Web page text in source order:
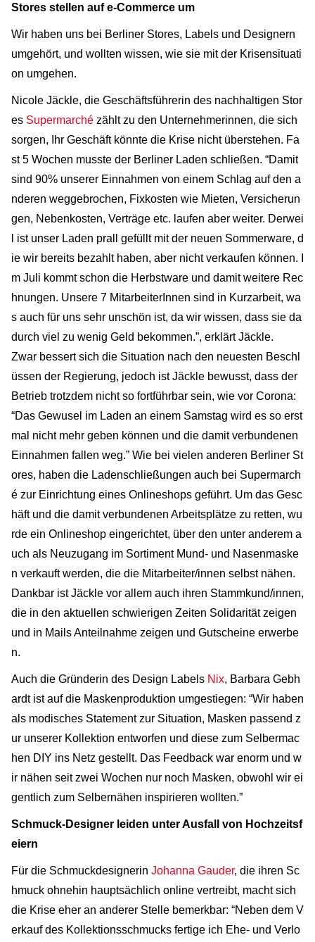
Stores stellen auf e-Commerce um
Wir haben uns bei Berliner Stores, Labels und Designern
umgehört, und wollten wissen, wie sie mit der Krisensituati
on umgehen.
Nicole Jäckle, die Geschäftsführerin des nachhaltigen Stor
es Supermarché zählt zu den Unternehmerinnen, die sich
sorgen, Ihr Geschäft könnte die Krise nicht überstehen. Fa
st 5 Wochen musste der Berliner Laden schließen. “Damit
sind 90% unserer Einnahmen von einem Schlag auf den a
nderen weggebrochen, Fixkosten wie Mieten, Versicherun
gen, Nebenkosten, Verträge etc. laufen aber weiter. Derwei
l ist unser Laden prall gefüllt mit der neuen Sommerware, d
ie wir bereits bezahlt haben, aber nicht verkaufen können. I
m Juli kommt schon die Herbstware und damit weitere Rec
hnungen. Unsere 7 MitarbeiterInnen sind in Kurzarbeit, wa
s auch für uns sehr unschön ist, da wir wissen, dass sie da
durch viel zu wenig Geld bekommen.”, erklärt Jäckle.
Zwar bessert sich die Situation nach den neuesten Beschl
üssen der Regierung, jedoch ist Jäckle bewusst, dass der
Betrieb trotzdem nicht so fortführbar sein, wie vor Corona:
“Das Gewusel im Laden an einem Samstag wird es so erst
mal nicht mehr geben können und die damit verbundenen
Einnahmen fallen weg.” Wie bei vielen anderen Berliner St
ores, haben die Ladenschließungen auch bei Supermarch
é zur Einrichtung eines Onlineshops geführt. Um das Gesc
häft und die damit verbundenen Arbeitsplätze zu retten, wu
rde ein Onlineshop eingerichtet, über den unter anderem a
uch als Neuzugang im Sortiment Mund- und Nasenmaske
n verkauft werden, die die Mitarbeiter/innen selbst nähen.
Dankbar ist Jäckle vor allem auch ihren Stammkund/innen,
die in den aktuellen schwierigen Zeiten Solidarität zeigen
und in Mails Anteilnahme zeigen und Gutscheine erwerbe
n.
Auch die Gründerin des Design Labels Nix, Barbara Gebh
ardt ist auf die Maskenproduktion umgestiegen: “Wir haben
als modisches Statement zur Situation, Masken passend z
ur unserer Kollektion entworfen und diese zum Selbermac
hen DIY ins Netz gestellt. Das Feedback war enorm und w
ir nähen seit zwei Wochen nur noch Masken, obwohl wir ei
gentlich zum Selbernähen inspirieren wollten.”
Schmuck-Designer leiden unter Ausfall von Hochzeitsf
eiern
Für die Schmuckdesignerin Johanna Gauder, die ihren Sc
hmuck ohnehin hauptsächlich online vertreibt, macht sich
die Krise eher an anderer Stelle bemerkbar: “Neben dem V
erkauf des Kollektionsschmucks fertige ich Ehe- und Verlo